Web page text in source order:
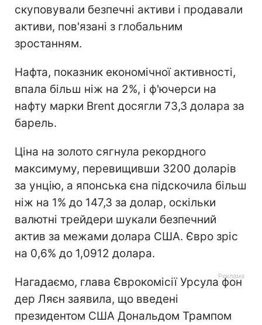
скуповували безпечні активи і продавали
активи, пов'язані з глобальним
зростанням.
Нафта, показник економічної активності,
впала більш ніж на 2%, і ф'ючерси на
нафту марки Brent досягли 73,3 долара за
барель.
Ціна на золото сягнула рекордного
максимуму, перевищивши 3200 доларів
за унцію, а японська єна підскочила більш
ніж на 1% до 147,3 за долар, оскільки
валютні трейдери шукали безпечний
актив за межами долара США. Євро зріс
на 0,6% до 1,0912 долара.
Нагадаємо, глава Єврокомісії Урсула фон
дер Ляєн заявила, що введені
президентом США Дональдом Трампом